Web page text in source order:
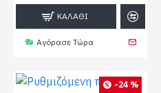
ΚΑΛΆΘΙ
Αγόρασε Τώρα
-24 %